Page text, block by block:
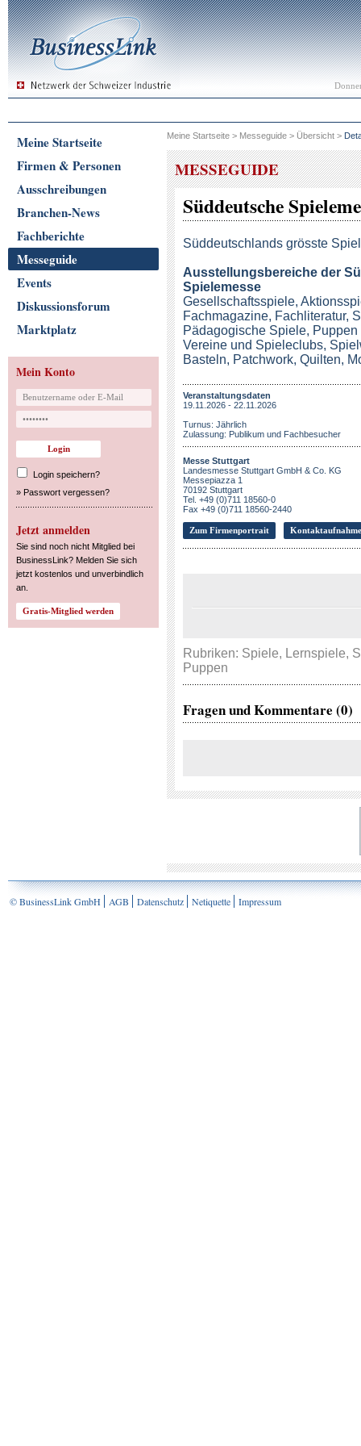
Meine Startseite
Firmen & Personen
Ausschreibungen
Branchen-News
Fachberichte
Messeguide
Events
Diskussionsforum
Marktplatz
Mein Konto
Login speichern?
» Passwort vergessen?
Jetzt anmelden
Sie sind noch nicht Mitglied bei
BusinessLink? Melden Sie sich
jetzt kostenlos und unverbindlich
an.
Meine Startseite > Messeguide > Übersicht >
MESSEGUIDE
Süddeutsche
Süddeutschlands grösste
Ausstellungsbereiche der
Spielemesse
Gesellschaftsspiele,
Fachmagazine, Fachliteratur,
Pädagogische Spiele,
Vereine und Spieleclubs,
Basteln, Patchwork, Quilten,
Veranstaltungsdaten
19.11.2026 - 22.11.2026
Turnus: Jährlich
Zulassung: Publikum und Fachbesucher
Messe Stuttgart
Landesmesse Stuttgart GmbH & Co. KG
Messepiazza 1
70192 Stuttgart
Tel. +49 (0)711 18560-0
Fax +49 (0)711 18560-2440
Zum Firmenportrait Kontaktaufnahme
Rubriken: Spiele, Lernspiele,
Puppen
Fragen und Kommentare (0)
© BusinessLink GmbH AGB Datenschutz Netiquette Impressum